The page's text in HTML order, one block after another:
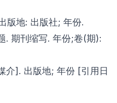
版地: 出版社; 年份.
. 期刊缩写. 年份;卷(期):
介]. 出版地; 年份 [引用日